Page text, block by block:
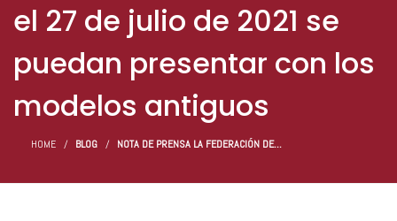
el 27 de julio de 2021 se
puedan presentar con los
modelos antiguos
HOME BLOG NOTA DE PRENSA LA FEDERACIÓN DE...